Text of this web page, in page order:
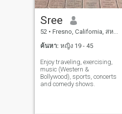
Sree
52 • Fresno, California, สหรัฐอเมริกา
ค้นหา: หญิง 19 - 45
Enjoy traveling, exercising,
music (Western &
Bollywood), sports, concerts
and comedy shows.